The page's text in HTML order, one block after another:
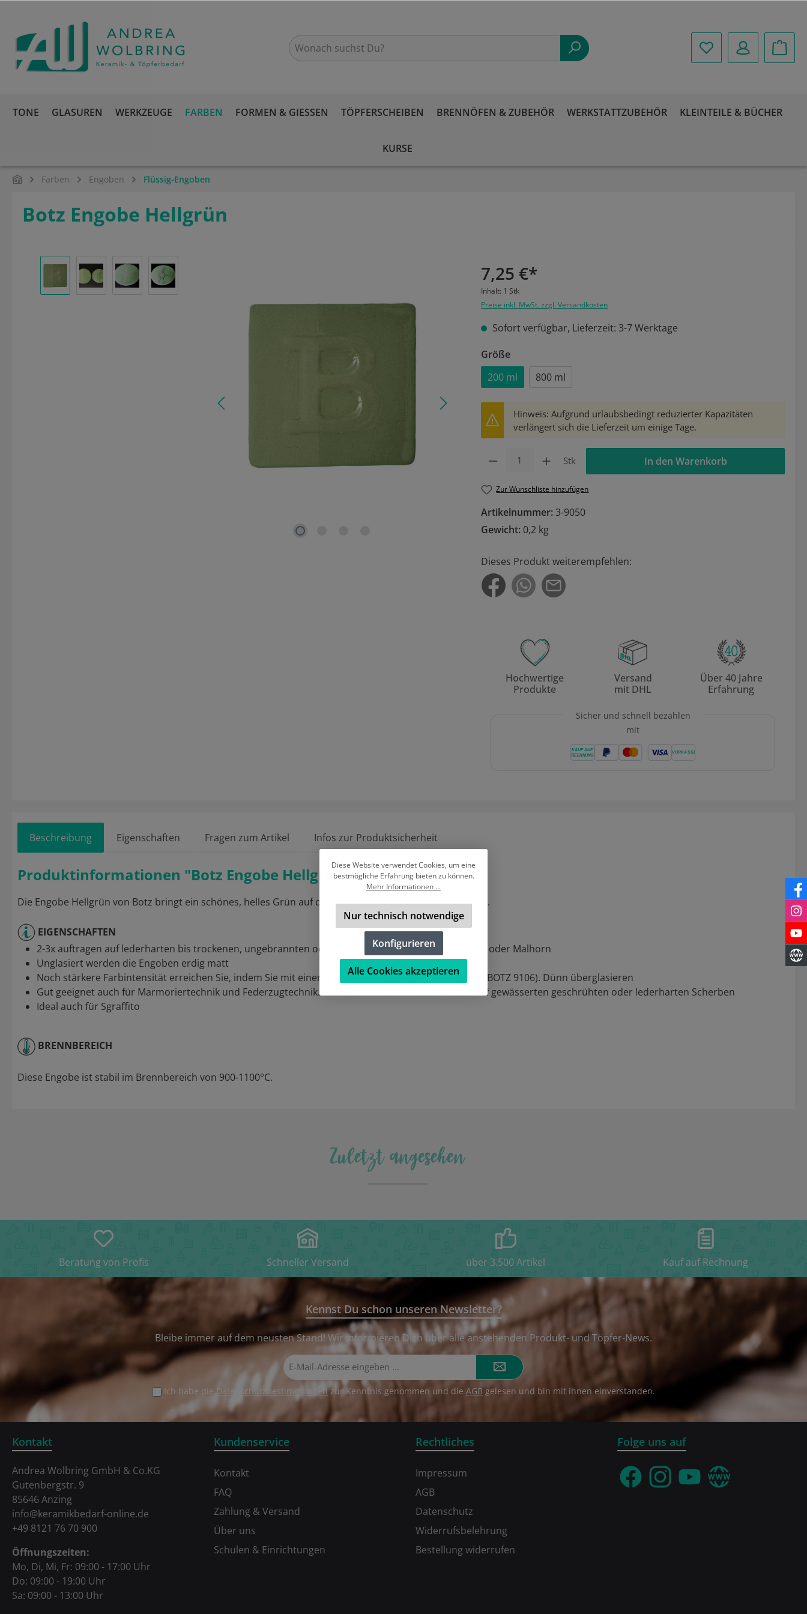
TONE GLASUREN WERKZEUGE FARBEN FORMEN & GIESSEN TÖPFERSCHEIBEN BRENNÖFEN & ZUBEHÖR WERKSTATTZUBEHÖR KLEINTEILE & BÜCHER
KURSE
Farben Engoben Flüssig-Engoben
Botz Engobe Hellgrün
Bildergalerie überspringen 7,25 €*
Inhalt: 1 Stk
Preise inkl. MwSt. zzgl. Versandkosten
Sofort verfügbar, Lieferzeit: 3-7 Werktage
Größeauswählen
200 ml
800 ml
Hinweis: Aufgrund urlaubsbedingt reduzierter Kapazitäten
verlängert sich die Lieferzeit um einige Tage.
Stk In den Warenkorb
Zur Wunschliste hinzufügen
Artikelnummer: 3-9050
Gewicht: 0,2 kg
Dieses Produkt weiterempfehlen:
Hochwertige
Produkte
Versand
mit DHL
Über 40 Jahre
Erfahrung
Sicher und schnell bezahlen
mit
Beschreibung Eigenschaften Fragen zum Artikel Infos zur Produktsicherheit
Produktinformationen "Botz Engobe Hellgrün "
Die Engobe Hellgrün von Botz bringt ein schönes, helles Grün auf die Keramik und ist toll zu verarbeiten.
EIGENSCHAFTEN
2-3x auftragen auf lederharten bis trockenen, ungebrannten oder geschrühten Scherben mit Pinsel oder Malhorn
Unglasiert werden die Engoben erdig matt
Noch stärkere Farbintensität erreichen Sie, indem Sie mit einer transparenten glänzenden Engobe (BOTZ 9106). Dünn überglasieren
Gut geeignet auch für Marmoriertechnik und Federzugtechnik. Dazu etwas verdünnt verwenden auf gewässerten geschrühten oder lederharten Scherben
Ideal auch für Sgraffito
BRENNBEREICH
Diese Engobe ist stabil im Brennbereich von 900-1100°C.
Zuletzt angesehen
Beratung von Profis Schneller Versand über 3.500 Artikel Kauf auf Rechnung
Kennst Du schon unseren Newsletter?
Bleibe immer auf dem neusten Stand! Wir informieren Dich über alle anstehenden Produkt- und Töpfer-News.
Mail-
Adresse*
Ich habe die Datenschutzbestimmungenzur Kenntnis genommen und die AGB gelesen und bin mit ihnen einverstanden.
Kundenservice
Kontakt
FAQ
Zahlung & Versand
Über uns
Schulen & Einrichtungen
Rechtliches
Impressum
AGB
Datenschutz
Widerrufsbelehrung
Bestellung widerrufen
Kontakt
Andrea Wolbring GmbH & Co.KG
Gutenbergstr. 9
85646 Anzing
info@keramikbedarf-online.de
+49 8121 76 70 900
Öffnungszeiten:
Mo, Di, Mi, Fr: 09:00 - 17:00 Uhr
Do: 09:00 - 19:00 Uhr
Sa: 09:00 - 13:00 Uhr
Folge uns auf
FacebookInstagramYouTubeWebseite
Diese Website verwendet Cookies, um eine
bestmögliche Erfahrung bieten zu können.
Mehr Informationen ...
Nur technisch notwendige
Konfigurieren
Alle Cookies akzeptieren